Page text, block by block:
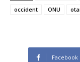
occident
ONU
Facebook